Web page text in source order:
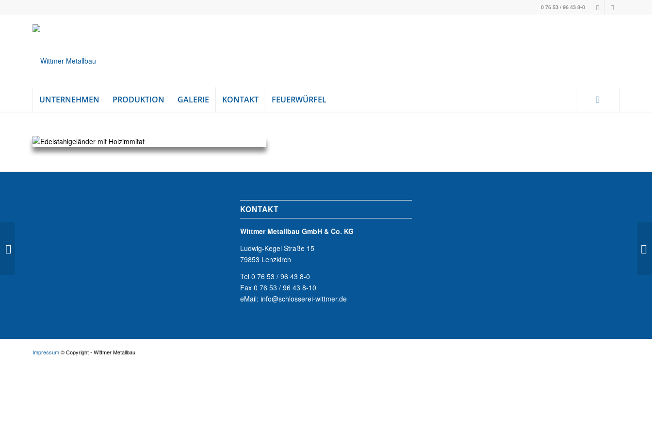
0 76 53 / 96 43 8-0
UNTERNEHMEN PRODUKTION GALERIE KONTAKT FEUERWÜRFEL
KONTAKT
Wittmer Metallbau GmbH & Co. KG
Ludwig-Kegel Straße 15
79853 Lenzkirch
Tel 0 76 53 / 96 43 8-0
Fax 0 76 53 / 96 43 8-10
eMail: info@schlosserei-wittmer.de
Impressum© Copyright - Wittmer Metallbau